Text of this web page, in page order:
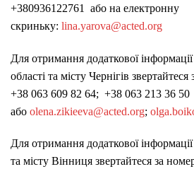
+380936122761 або на електронну
скриньку: lina.yarova@acted.org
Для отримання додаткової інформації
області та місту Чернігів
+38 063 609 82 64; +38 063 213 36 50
aбо olena.zikieeva@acted.org;
Для отримання додаткової
та місту Вінниця звертайтеся за